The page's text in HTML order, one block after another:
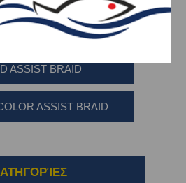
ASSIST BRAID
ASSIST BRAID
ASSIST BRAID